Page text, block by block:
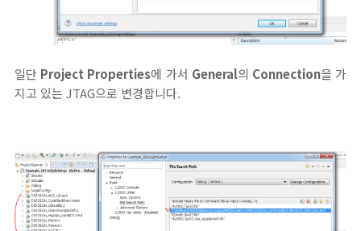
일단 Project Properties에 가서 General의 Connection을 가
지고 있는 JTAG으로 변경합니다.